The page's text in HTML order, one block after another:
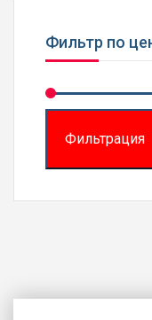
Фильтр по
Фильтрация